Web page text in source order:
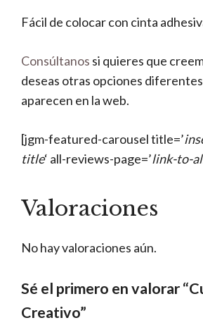
Fácil de colocar con cinta
Consúltanos si quieres que
deseas otras opciones
aparecen en la web.
[jgm-featured-carousel title=’
title‘ all-reviews-page=’link-to-
Valoraciones
No hay valoraciones aún.
Sé el primero en valorar
Creativo”